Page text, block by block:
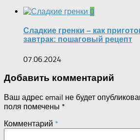
0
Сладкие гренки – как
завтрак: пошаговый рецепт
07.06.2024
Добавить комментарий
Ваш адрес email не будет
поля помечены *
Комментарий *